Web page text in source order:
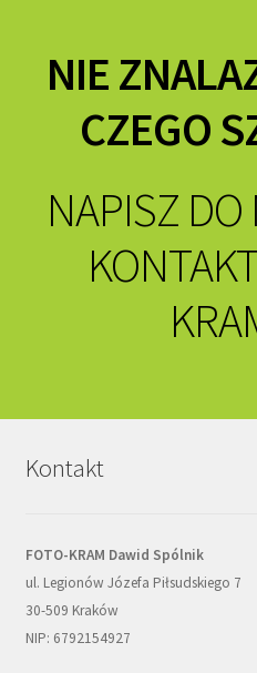
NIE
CZEGO
NAPISZ DO
Kontakt
FOTO-KRAM Dawid Spólnik
ul. Legionów Józefa Piłsudskiego 7
30-509 Kraków
NIP: 6792154927